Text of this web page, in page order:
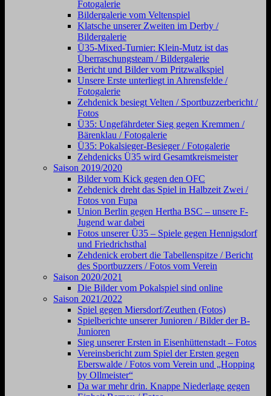
Fotogalerie
Bildergalerie vom Veltenspiel
Klatsche unserer Zweiten im Derby /
Bildergalerie
Ü35-Mixed-Turnier: Klein-Mutz ist das
Überraschungsteam / Bildergalerie
Bericht und Bilder vom Pritzwalkspiel
Unsere Erste unterliegt in Ahrensfelde /
Fotogalerie
Zehdenick besiegt Velten / Sportbuzzerbericht /
Fotos
Ü35: Ungefährdeter Sieg gegen Kremmen /
Bärenklau / Fotogalerie
Ü35: Pokalsieger-Besieger / Fotogalerie
Zehdenicks Ü35 wird Gesamtkreismeister
Saison 2019/2020
Bilder vom Kick gegen den OFC
Zehdenick dreht das Spiel in Halbzeit Zwei /
Fotos von Fupa
Union Berlin gegen Hertha BSC – unsere F-
Jugend war dabei
Fotos unserer Ü35 – Spiele gegen Hennigsdorf
und Friedrichsthal
Zehdenick erobert die Tabellenspitze / Bericht
des Sportbuzzers / Fotos vom Verein
Saison 2020/2021
Die Bilder vom Pokalspiel sind online
Saison 2021/2022
Spiel gegen Miersdorf/Zeuthen (Fotos)
Spielberichte unserer Junioren / Bilder der B-
Junioren
Sieg unserer Ersten in Eisenhüttenstadt – Fotos
Vereinsbericht zum Spiel der Ersten gegen
Eberswalde / Fotos vom Verein und „Hopping
by Ollmeister“
Da war mehr drin. Knappe Niederlage gegen